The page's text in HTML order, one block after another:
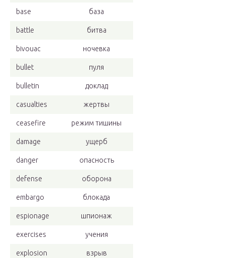
base база
battle битва
bivouac ночевка
bullet пуля
bulletin доклад
casualties жертвы
ceasefire режим тишины
damage ущерб
danger опасность
defense оборона
embargo блокада
espionage шпионаж
exercises учения
explosion взрыв